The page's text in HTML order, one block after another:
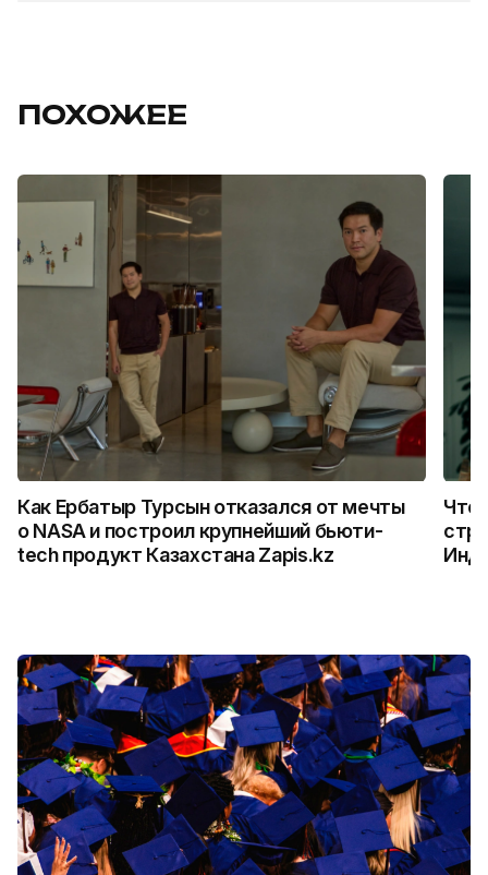
ПОХОЖЕЕ
Как Ербатыр Турсын отказался от мечты
о NASA и построил крупнейший бьюти-
tech продукт Казахстана Zapis.kz
Что